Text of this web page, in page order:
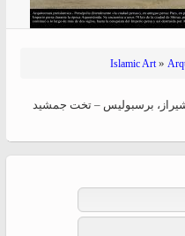
Islamic Art»
- شيراز، برسبوليس – تخت جمشید